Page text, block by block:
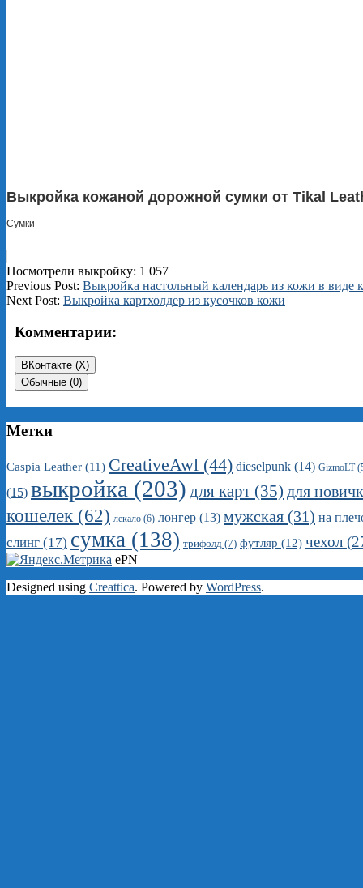
Выкройка кожаной дорожной сумки от Tikal
Сумки
Посмотрели выкройку: 1 057
2025-
11-
Previous Post: Выкройка настольный календарь из кожи в виде
Next Post: Выкройка картхолдер из кусочков кожи
Комментарии:
ВКонтакте (X)
Обычные (0)
Метки
Caspia Leather (11) CreativeAwl (44) dieselpunk (14) GizmoLT
(15) выкройка (203) для карт (35) для
кошелек(62) лекало (6) лонгер (13) мужская (31) на
слинг (17) сумка (138) трифолд (7) футляр (12) чехол
ePN
Designed using Creattica. Powered by WordPress.